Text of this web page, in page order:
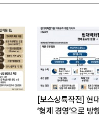
[보스상륙작전] 현
‘형제 경영’으로 방